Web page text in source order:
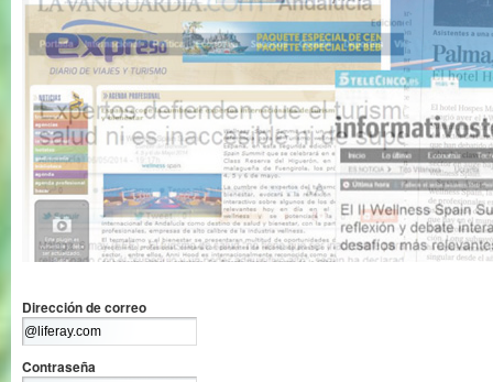
Dirección de correo
Contraseña